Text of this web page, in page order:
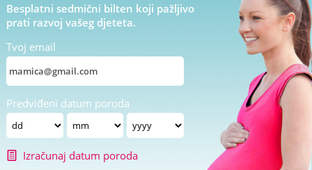
Besplatni sedmični bilten koji pažljivo
prati razvoj vašeg djeteta.
Tvoj email
Predviđeni datum poroda
Izračunaj datum poroda